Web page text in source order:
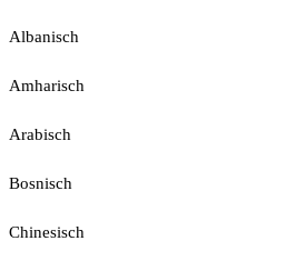
Albanisch
Amharisch
Arabisch
Bosnisch
Chinesisch